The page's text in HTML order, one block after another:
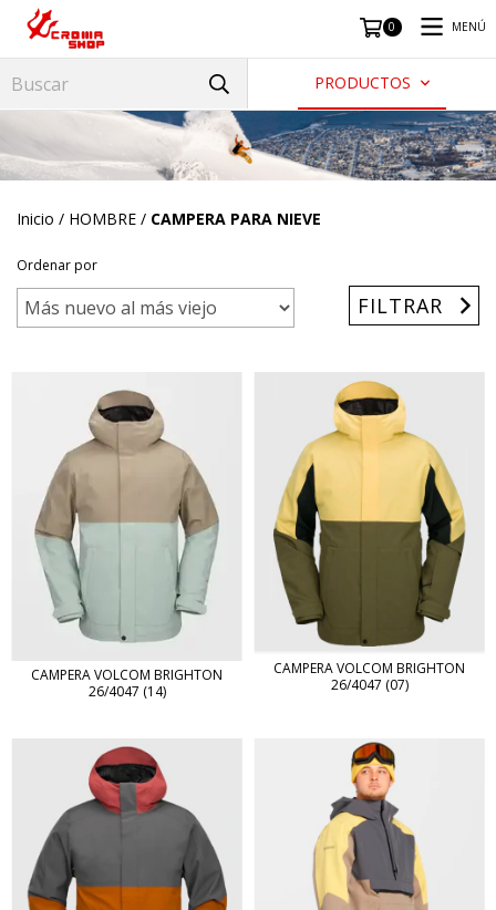
0 MENÚ
PRODUCTOS
Inicio / HOMBRE / CAMPERA PARA NIEVE
Ordenar por
FILTRAR
CAMPERA VOLCOM BRIGHTON
26/4047 (14)
CAMPERA VOLCOM BRIGHTON
26/4047 (07)